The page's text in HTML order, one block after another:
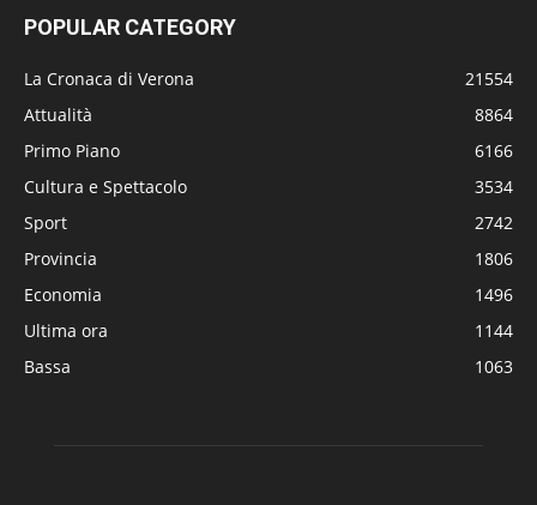
POPULAR CATEGORY
La Cronaca di Verona
21554
Attualità
8864
Primo Piano
6166
Cultura e Spettacolo
3534
Sport
2742
Provincia
1806
Economia
1496
Ultima ora
1144
Bassa
1063